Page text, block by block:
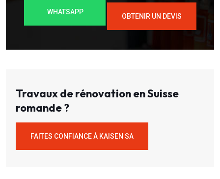
WHATSAPP
OBTENIR UN DEVIS
Travaux de rénovation en Suisse
romande ?
FAITES CONFIANCE À KAISEN SA